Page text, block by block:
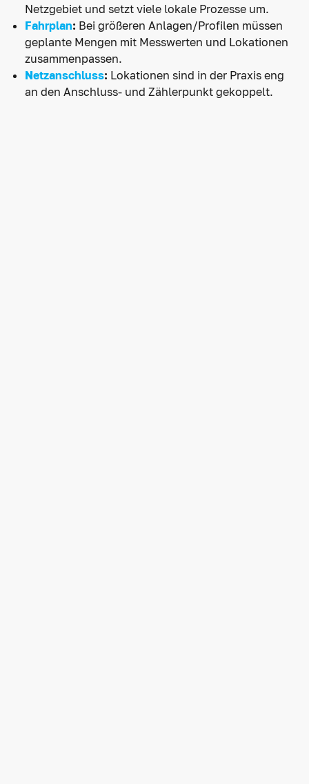
Netzgebiet und setzt viele lokale Prozesse um.
Fahrplan: Bei größeren Anlagen/Profilen müssen
geplante Mengen mit Messwerten und Lokationen
zusammenpassen.
Netzanschluss: Lokationen sind in der Praxis eng
an den Anschluss- und Zählerpunkt gekoppelt.